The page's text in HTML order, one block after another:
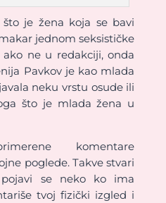
je žena koja se bavi
jednom seksističke
ako ne u redakciji, onda
Pavkov je kao mlada
neku vrstu osude ili
što je mlada žena u
komentare
poglede. Takve stvari
se neko ko ima
tvoj fizički izgled i